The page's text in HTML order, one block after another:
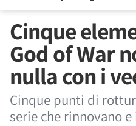
Cinque
God of War
nulla con i
Cinque punti di
serie che rinnovano